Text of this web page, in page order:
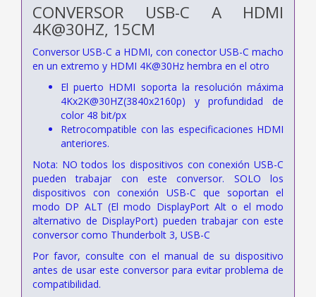
CONVERSOR USB-C A HDMI
4K@30HZ, 15CM
Conversor USB-C a HDMI, con conector USB-C macho
en un extremo y HDMI 4K@30Hz hembra en el otro
El puerto HDMI soporta la resolución máxima
4Kx2K@30HZ(3840x2160p) y profundidad de
color 48 bit/px
Retrocompatible con las especificaciones HDMI
anteriores.
Nota: NO todos los dispositivos con conexión USB-C
pueden trabajar con este conversor. SOLO los
dispositivos con conexión USB-C que soportan el
modo DP ALT (El modo DisplayPort Alt o el modo
alternativo de DisplayPort) pueden trabajar con este
conversor como Thunderbolt 3, USB-C
Por favor, consulte con el manual de su dispositivo
antes de usar este conversor para evitar problema de
compatibilidad.